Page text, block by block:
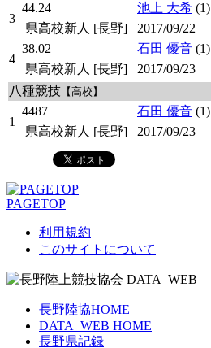
3
44.24 池上 大希 (1)
県高校新人 [長野]
2017/09/22
4
38.02 石田 優音 (1)
県高校新人 [長野]
2017/09/23
八種競技 【高校】
1
4487 石田 優音 (1)
県高校新人 [長野]
2017/09/23
PAGETOP
利用規約
このサイトについて
長野陸協HOME
DATA_WEB HOME
長野県記録